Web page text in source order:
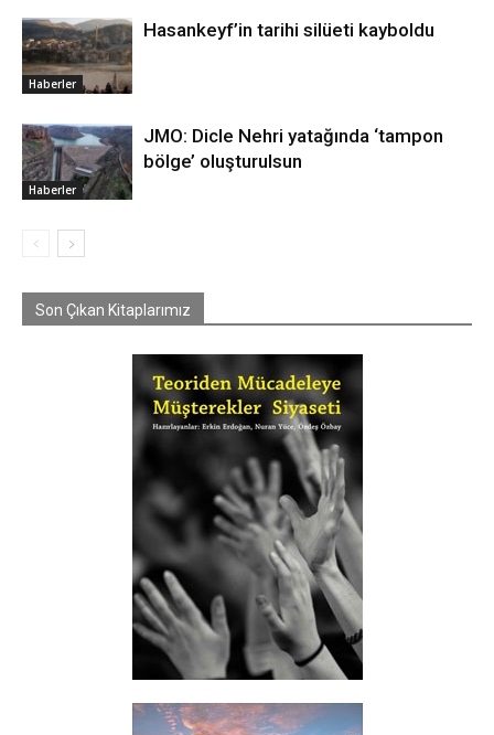
Haberler
Hasankeyf’in tarihi silüeti kayboldu
Haberler
JMO: Dicle Nehri yatağında ‘tampon
bölge’ oluşturulsun
Son Çıkan Kitaplarımız